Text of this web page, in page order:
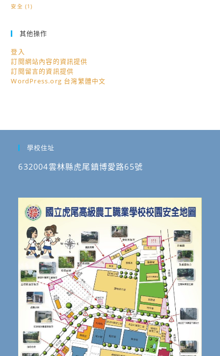
安全 (1)
其他操作
登入
訂閱網站內容的資訊提供
訂閱留言的資訊提供
WordPress.org 台灣繁體中文
學校住址
632004雲林縣虎尾鎮博愛路65號